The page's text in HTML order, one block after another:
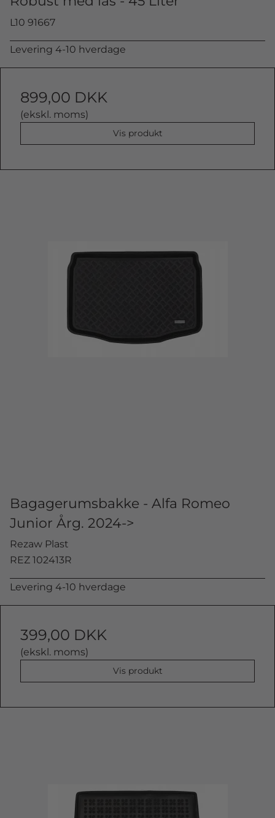
L10 91667
Levering 4-10 hverdage
899,00 DKK
(ekskl. moms)
Vis produkt
Bagagerumsbakke - Alfa Romeo
Junior Årg. 2024->
Rezaw Plast
REZ 102413R
Levering 4-10 hverdage
399,00 DKK
(ekskl. moms)
Vis produkt